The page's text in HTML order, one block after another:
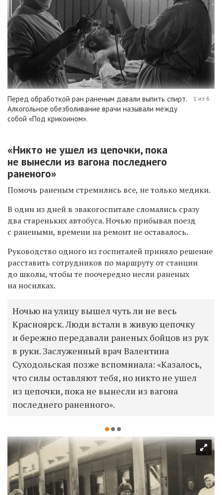
Перед обработкой ран раненым давали выпить спирт.
Алкогольное обезболивание врачи называли между
собой «Под крикоином».
1 из 6
«Никто не ушел из цепочки, пока
не вынесли из вагона последнего
раненого»
Помочь раненым стремились все, не только медики.
В один из дней в эвакогоспитале сломались сразу
два стареньких автобуса. Ночью прибывал поезд
с ранеными, времени на ремонт не оставалось.
Руководство одного из госпиталей приняло решение
расставить сотрудников по маршруту от станции
до школы, чтобы те поочередно несли раненых
на носилках.
Ночью на улицу вышел чуть ли не весь
Красноярск. Люди встали в живую цепочку
и бережно передавали раненых бойцов из рук
в руки. Заслуженный врач Валентина
Суходольская позже вспоминала: «Казалось,
что силы оставляют тебя, но никто не ушел
из цепочки, пока не вынесли из вагона
последнего раненного».